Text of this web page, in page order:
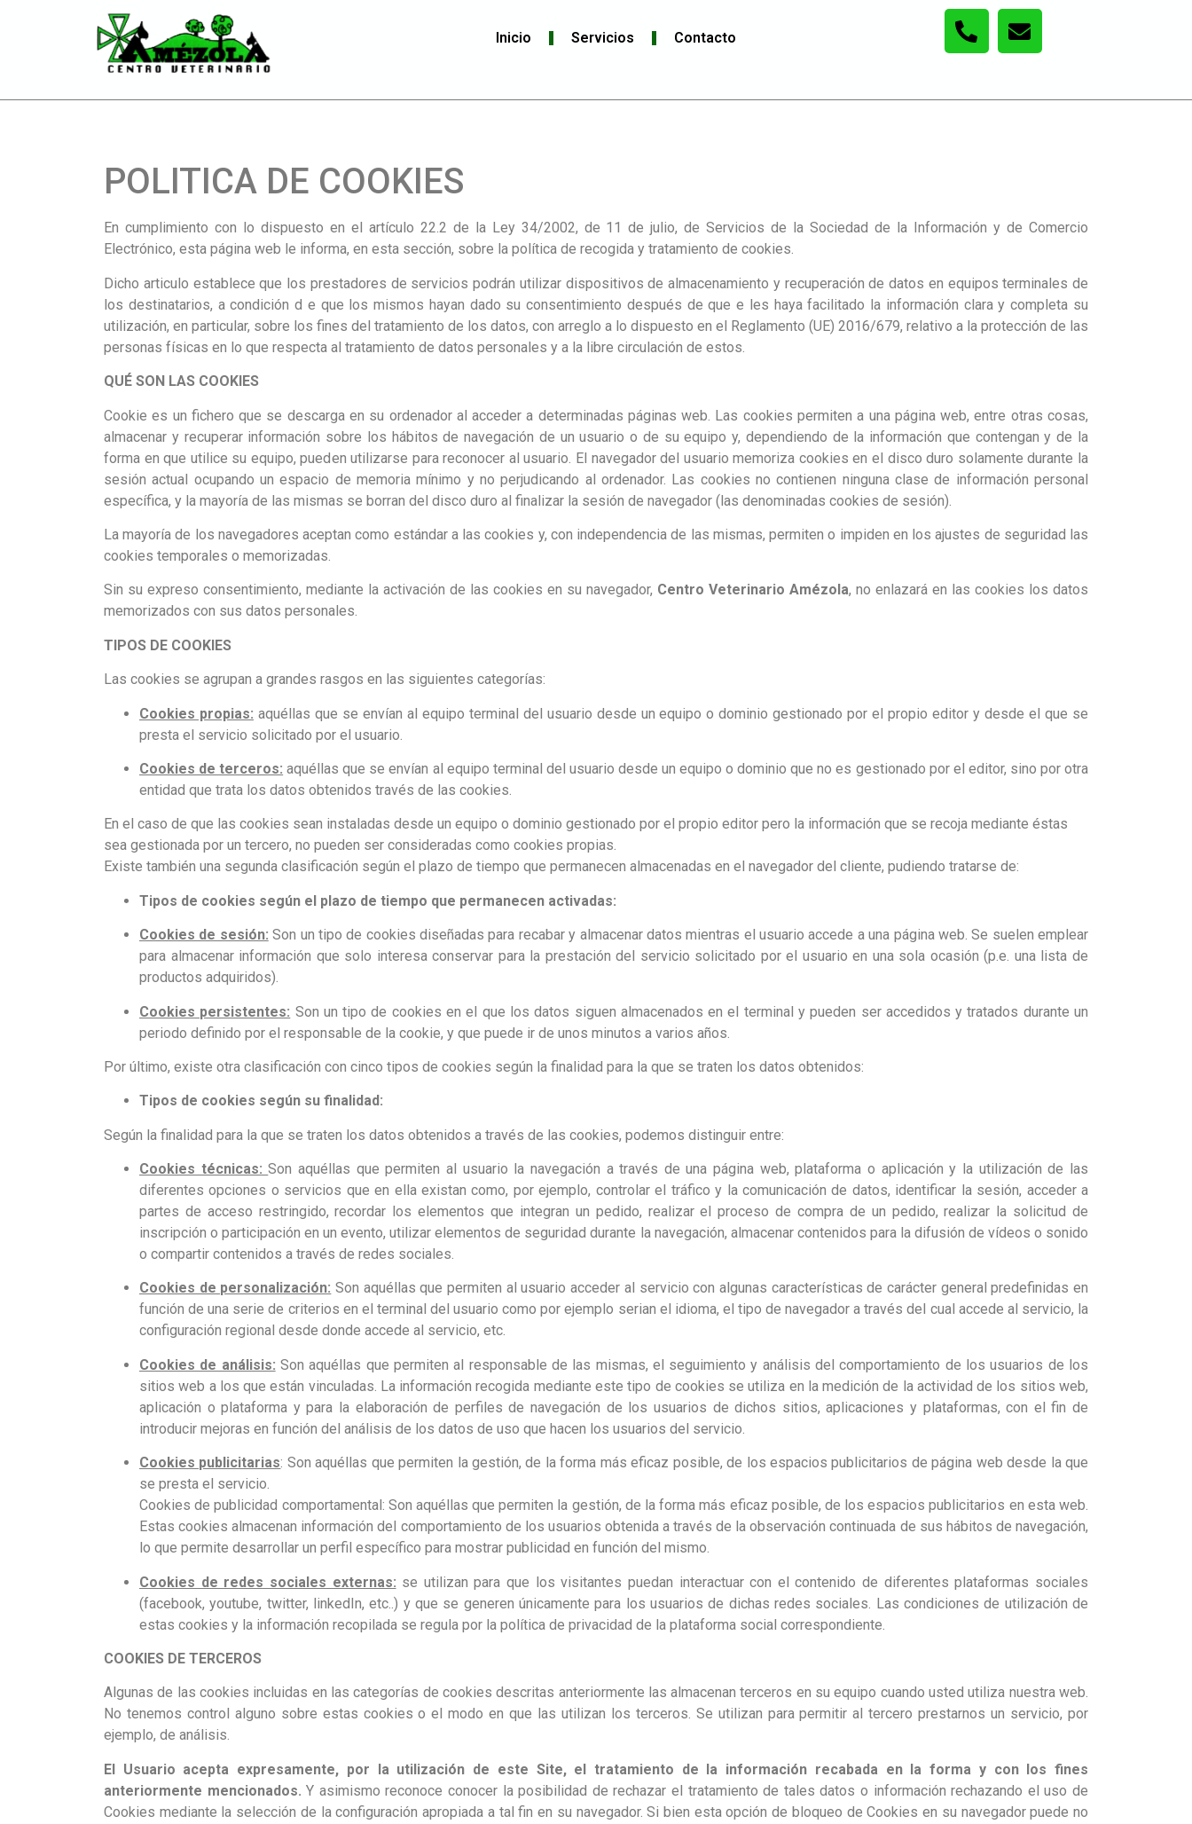
Inicio Servicios Contacto
POLITICA DE COOKIES
En cumplimiento con lo dispuesto en el artículo 22.2 de la Ley 34/2002, de 11 de julio, de Servicios de la Sociedad de la Información y de Comercio
Electrónico, esta página web le informa, en esta sección, sobre la política de recogida y tratamiento de cookies.
Dicho articulo establece que los prestadores de servicios podrán utilizar dispositivos de almacenamiento y recuperación de datos en equipos terminales de
los destinatarios, a condición d e que los mismos hayan dado su consentimiento después de que e les haya facilitado la información clara y completa su
utilización, en particular, sobre los fines del tratamiento de los datos, con arreglo a lo dispuesto en el Reglamento (UE) 2016/679, relativo a la protección de las
personas físicas en lo que respecta al tratamiento de datos personales y a la libre circulación de estos.
QUÉ SON LAS COOKIES
Cookie es un fichero que se descarga en su ordenador al acceder a determinadas páginas web. Las cookies permiten a una página web, entre otras cosas,
almacenar y recuperar información sobre los hábitos de navegación de un usuario o de su equipo y, dependiendo de la información que contengan y de la
forma en que utilice su equipo, pueden utilizarse para reconocer al usuario. El navegador del usuario memoriza cookies en el disco duro solamente durante la
sesión actual ocupando un espacio de memoria mínimo y no perjudicando al ordenador. Las cookies no contienen ninguna clase de información personal
específica, y la mayoría de las mismas se borran del disco duro al finalizar la sesión de navegador (las denominadas cookies de sesión).
La mayoría de los navegadores aceptan como estándar a las cookies y, con independencia de las mismas, permiten o impiden en los ajustes de seguridad las
cookies temporales o memorizadas.
Sin su expreso consentimiento, mediante la activación de las cookies en su navegador, Centro Veterinario Amézola, no enlazará en las cookies los datos
memorizados con sus datos personales.
TIPOS DE COOKIES
Las cookies se agrupan a grandes rasgos en las siguientes categorías:
Cookies propias: aquéllas que se envían al equipo terminal del usuario desde un equipo o dominio gestionado por el propio editor y desde el que se
presta el servicio solicitado por el usuario.
Cookies de terceros: aquéllas que se envían al equipo terminal del usuario desde un equipo o dominio que no es gestionado por el editor, sino por otra
entidad que trata los datos obtenidos través de las cookies.
En el caso de que las cookies sean instaladas desde un equipo o dominio gestionado por el propio editor pero la información que se recoja mediante éstas
sea gestionada por un tercero, no pueden ser consideradas como cookies propias.
Existe también una segunda clasificación según el plazo de tiempo que permanecen almacenadas en el navegador del cliente, pudiendo tratarse de:
Tipos de cookies según el plazo de tiempo que permanecen activadas:
Cookies de sesión: Son un tipo de cookies diseñadas para recabar y almacenar datos mientras el usuario accede a una página web. Se suelen emplear
para almacenar información que solo interesa conservar para la prestación del servicio solicitado por el usuario en una sola ocasión (p.e. una lista de
productos adquiridos).
Cookies persistentes: Son un tipo de cookies en el que los datos siguen almacenados en el terminal y pueden ser accedidos y tratados durante un
periodo definido por el responsable de la cookie, y que puede ir de unos minutos a varios años.
Por último, existe otra clasificación con cinco tipos de cookies según la finalidad para la que se traten los datos obtenidos:
Tipos de cookies según su finalidad:
Según la finalidad para la que se traten los datos obtenidos a través de las cookies, podemos distinguir entre:
Cookies técnicas:Son aquéllas que permiten al usuario la navegación a través de una página web, plataforma o aplicación y la utilización de las
diferentes opciones o servicios que en ella existan como, por ejemplo, controlar el tráfico y la comunicación de datos, identificar la sesión, acceder a
partes de acceso restringido, recordar los elementos que integran un pedido, realizar el proceso de compra de un pedido, realizar la solicitud de
inscripción o participación en un evento, utilizar elementos de seguridad durante la navegación, almacenar contenidos para la difusión de vídeos o sonido
o compartir contenidos a través de redes sociales.
Cookies de personalización: Son aquéllas que permiten al usuario acceder al servicio con algunas características de carácter general predefinidas en
función de una serie de criterios en el terminal del usuario como por ejemplo serian el idioma, el tipo de navegador a través del cual accede al servicio, la
configuración regional desde donde accede al servicio, etc.
Cookies de análisis: Son aquéllas que permiten al responsable de las mismas, el seguimiento y análisis del comportamiento de los usuarios de los
sitios web a los que están vinculadas. La información recogida mediante este tipo de cookies se utiliza en la medición de la actividad de los sitios web,
aplicación o plataforma y para la elaboración de perfiles de navegación de los usuarios de dichos sitios, aplicaciones y plataformas, con el fin de
introducir mejoras en función del análisis de los datos de uso que hacen los usuarios del servicio.
Cookies publicitarias: Son aquéllas que permiten la gestión, de la forma más eficaz posible, de los espacios publicitarios de página web desde la que
se presta el servicio.
Cookies de publicidad comportamental: Son aquéllas que permiten la gestión, de la forma más eficaz posible, de los espacios publicitarios en esta web.
Estas cookies almacenan información del comportamiento de los usuarios obtenida a través de la observación continuada de sus hábitos de navegación,
lo que permite desarrollar un perfil específico para mostrar publicidad en función del mismo.
Cookies de redes sociales externas: se utilizan para que los visitantes puedan interactuar con el contenido de diferentes plataformas sociales
(facebook, youtube, twitter, linkedIn, etc..) y que se generen únicamente para los usuarios de dichas redes sociales. Las condiciones de utilización de
estas cookies y la información recopilada se regula por la política de privacidad de la plataforma social correspondiente.
COOKIES DE TERCEROS
Algunas de las cookies incluidas en las categorías de cookies descritas anteriormente las almacenan terceros en su equipo cuando usted utiliza nuestra web.
No tenemos control alguno sobre estas cookies o el modo en que las utilizan los terceros. Se utilizan para permitir al tercero prestarnos un servicio, por
ejemplo, de análisis.
El Usuario acepta expresamente, por la utilización de este Site, el tratamiento de la información recabada en la forma y con los fines
anteriormente mencionados. Y asimismo reconoce conocer la posibilidad de rechazar el tratamiento de tales datos o información rechazando el uso de
Cookies mediante la selección de la configuración apropiada a tal fin en su navegador. Si bien esta opción de bloqueo de Cookies en su navegador puede no